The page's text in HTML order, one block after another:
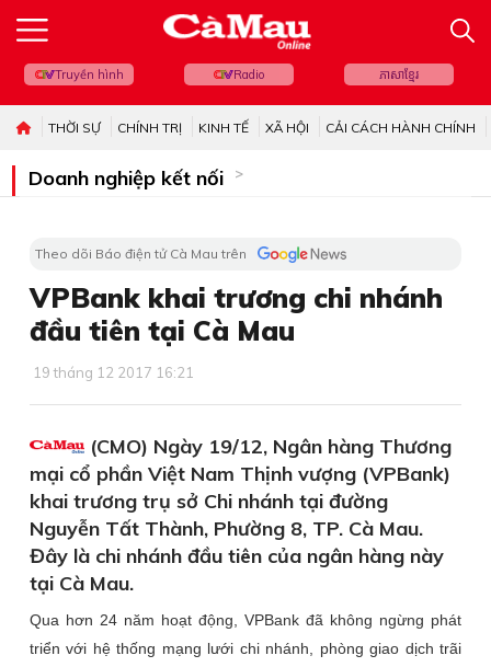
Truyền hình Radio ភាសាខ្មែរ
THỜI SỰ CHÍNH TRỊ KINH TẾ XÃ HỘI CẢI CÁCH HÀNH CHÍNH
Doanh nghiệp kết nối
Theo dõi Báo điện tử Cà Mau trên
VPBank khai trương chi nhánh
đầu tiên tại Cà Mau
19 tháng 12 2017 16:21
(CMO) Ngày 19/12, Ngân hàng Thương
mại cổ phần Việt Nam Thịnh vượng (VPBank)
khai trương trụ sở Chi nhánh tại đường
Nguyễn Tất Thành, Phường 8, TP. Cà Mau.
Đây là chi nhánh đầu tiên của ngân hàng này
tại Cà Mau.
Qua hơn 24 năm hoạt động, VPBank đã không ngừng phát
triển với hệ thống mạng lưới chi nhánh, phòng giao dịch trãi